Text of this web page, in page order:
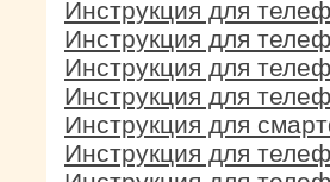
Инструкция для
Инструкция для
Инструкция для
Инструкция для
Инструкция для
Инструкция для